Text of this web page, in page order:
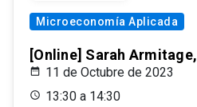
Microeconomía Aplicada
[Online] Sarah
11 de Octubre de 2023
13:30 a 14:30